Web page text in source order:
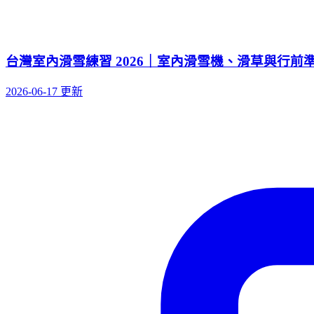
台灣室內滑雪練習 2026｜室內滑雪機、滑草與行前
2026-06-17 更新